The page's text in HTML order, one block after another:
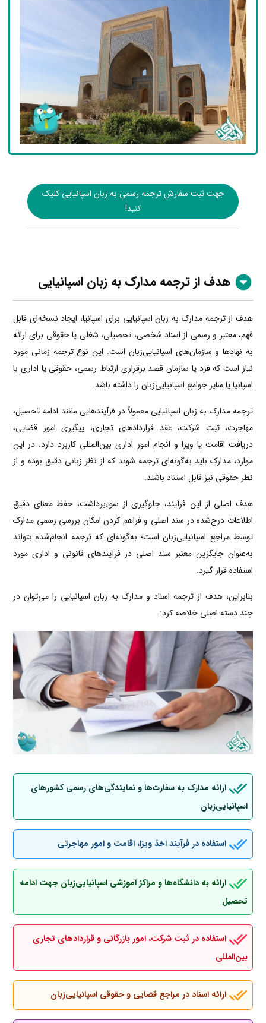
جهت ثبت سفارش ترجمه رسمی به زبان اسپانیایی کلیک
کنید!
هدف از ترجمه مدارک به زبان اسپانیایی
هدف از ترجمه مدارک به زبان اسپانیایی برای اسپانیا، ایجاد نسخه‌ای قابل
فهم، معتبر و رسمی از اسناد شخصی، تحصیلی، شغلی یا حقوقی برای ارائه
به نهادها و سازمان‌های اسپانیایی‌زبان است. این نوع ترجمه زمانی مورد
نیاز است که فرد یا سازمان قصد برقراری ارتباط رسمی، حقوقی یا اداری با
اسپانیا یا سایر جوامع اسپانیایی‌زبان را داشته باشد.
ترجمه مدارک به زبان اسپانیایی معمولاً در فرآیندهایی مانند ادامه تحصیل،
مهاجرت، ثبت شرکت، عقد قراردادهای تجاری، پیگیری امور قضایی،
دریافت اقامت یا ویزا و انجام امور اداری بین‌المللی کاربرد دارد. در این
موارد، مدارک باید به‌گونه‌ای ترجمه شوند که از نظر زبانی دقیق بوده و از
نظر حقوقی نیز قابل استناد باشند.
هدف اصلی از این فرآیند، جلوگیری از سوءبرداشت، حفظ معنای دقیق
اطلاعات درج‌شده در سند اصلی و فراهم کردن امکان بررسی رسمی مدارک
توسط مراجع اسپانیایی‌زبان است؛ به‌گونه‌ای که ترجمه انجام‌شده بتواند
به‌عنوان جایگزین معتبر سند اصلی در فرآیندهای قانونی و اداری مورد
استفاده قرار گیرد.
بنابراین، هدف از ترجمه اسناد و مدارک به زبان اسپانیایی را می‌توان در
چند دسته اصلی خلاصه کرد:
ارائه مدارک به سفارت‌ها و نمایندگی‌های رسمی کشورهای
اسپانیایی‌زبان
استفاده در فرآیند اخذ ویزا، اقامت و امور مهاجرتی
ارائه به دانشگاه‌ها و مراکز آموزشی اسپانیایی‌زبان جهت ادامه
تحصیل
استفاده در ثبت شرکت، امور بازرگانی و قراردادهای تجاری
بین‌المللی
ارائه اسناد در مراجع قضایی و حقوقی اسپانیایی‌زبان